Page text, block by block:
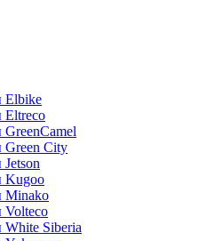
Elbike
Eltreco
Green City
Kugoo
Minako
Volteco
Siberia